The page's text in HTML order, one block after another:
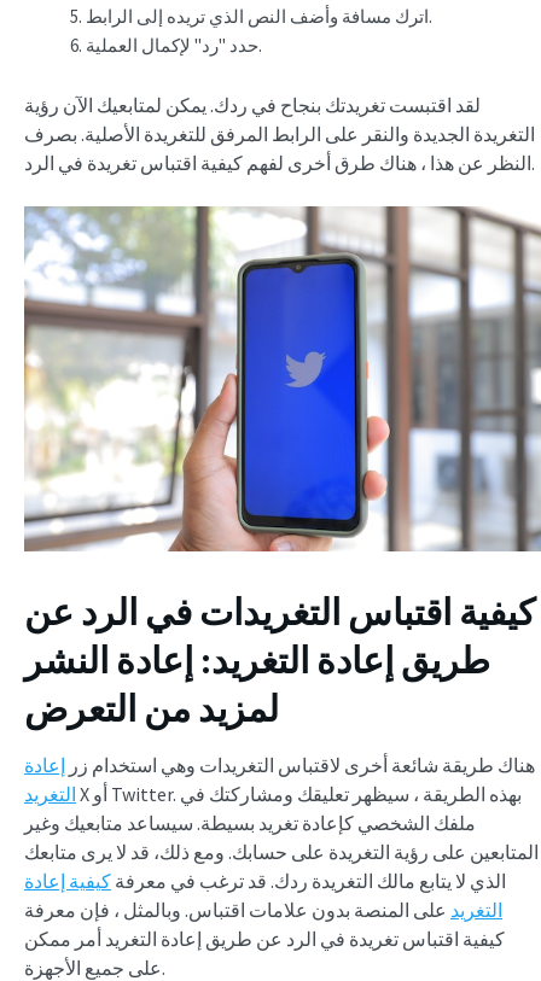
اترك مسافة وأضف النص الذي تريده إلى الرابط.
حدد "رد" لإكمال العملية.
لقد اقتبست تغريدتك بنجاح في ردك. يمكن لمتابعيك الآن رؤية
التغريدة الجديدة والنقر على الرابط المرفق للتغريدة الأصلية. بصرف
النظر عن هذا ، هناك طرق أخرى لفهم كيفية اقتباس تغريدة في الرد.
كيفية اقتباس التغريدات في الرد عن
طريق إعادة التغريد: إعادة النشر
لمزيد من التعرض
هناك طريقة شائعة أخرى لاقتباس التغريدات وهي استخدام زر إعادة
التغريد X أو Twitter. بهذه الطريقة ، سيظهر تعليقك ومشاركتك في
ملفك الشخصي كإعادة تغريد بسيطة. سيساعد متابعيك وغير
المتابعين على رؤية التغريدة على حسابك. ومع ذلك، قد لا يرى متابعك
الذي لا يتابع مالك التغريدة ردك. قد ترغب في معرفة كيفية إعادة
التغريد على المنصة بدون علامات اقتباس. وبالمثل ، فإن معرفة
كيفية اقتباس تغريدة في الرد عن طريق إعادة التغريد أمر ممكن
على جميع الأجهزة.